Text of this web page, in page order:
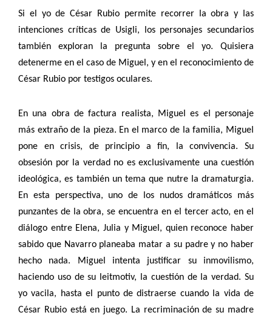
Si el yo de César Rubio permite recorrer la obra y las
intenciones críticas de Usigli, los personajes secundarios
también exploran la pregunta sobre el yo. Quisiera
detenerme en el caso de Miguel, y en el reconocimiento de
César Rubio por testigos oculares.
En una obra de factura realista, Miguel es el personaje
más extraño de la pieza. En el marco de la familia, Miguel
pone en crisis, de principio a fin, la convivencia. Su
obsesión por la verdad no es exclusivamente una cuestión
ideológica, es también un tema que nutre la dramaturgia.
En esta perspectiva, uno de los nudos dramáticos más
punzantes de la obra, se encuentra en el tercer acto, en el
diálogo entre Elena, Julia y Miguel, quien reconoce haber
sabido que Navarro planeaba matar a su padre y no haber
hecho nada. Miguel intenta justificar su inmovilismo,
haciendo uso de su leitmotiv, la cuestión de la verdad. Su
yo vacila, hasta el punto de distraerse cuando la vida de
César Rubio está en juego. La recriminación de su madre